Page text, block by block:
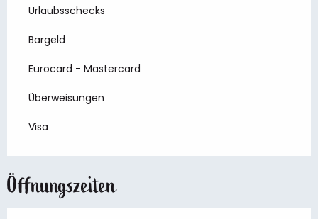
Urlaubsschecks
Bargeld
Eurocard - Mastercard
Überweisungen
Visa
Öffnungszeiten